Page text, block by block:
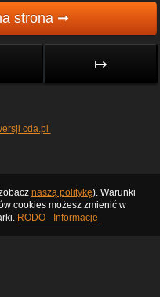
strona ➞
↦
cda.pl
naszą politykę). Warunki
cookies możesz zmienić w
RODO - Informacje